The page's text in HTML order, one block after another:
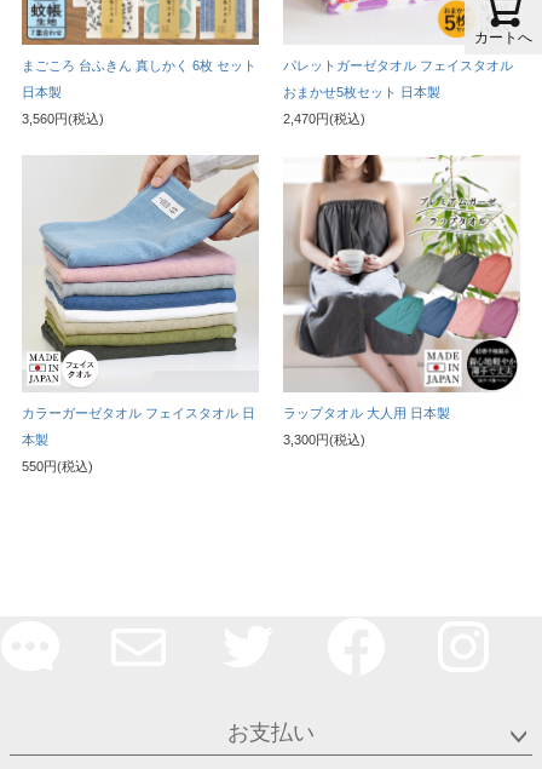
まごころ 台ふきん 真しかく 6枚 セット
日本製
3,560円(税込)
パレットガーゼタオル フェイスタオル
おまかせ5枚セット 日本製
2,470円(税込)
カラーガーゼタオル フェイスタオル 日
本製
550円(税込)
ラップタオル 大人用 日本製
3,300円(税込)
お支払い
カートへ